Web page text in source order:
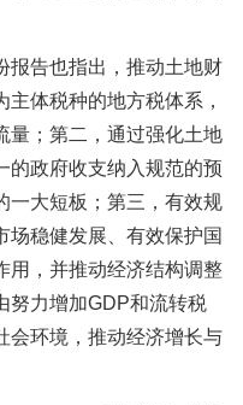
报告也指出，推动土地财
体税种的地方税体系，
量；第二，通过强化土地
的政府收支纳入规范的预
一大短板；第三，有效规
场稳健发展、有效保护国
用，并推动经济结构调整
努力增加GDP和流转税
会环境，推动经济增长与